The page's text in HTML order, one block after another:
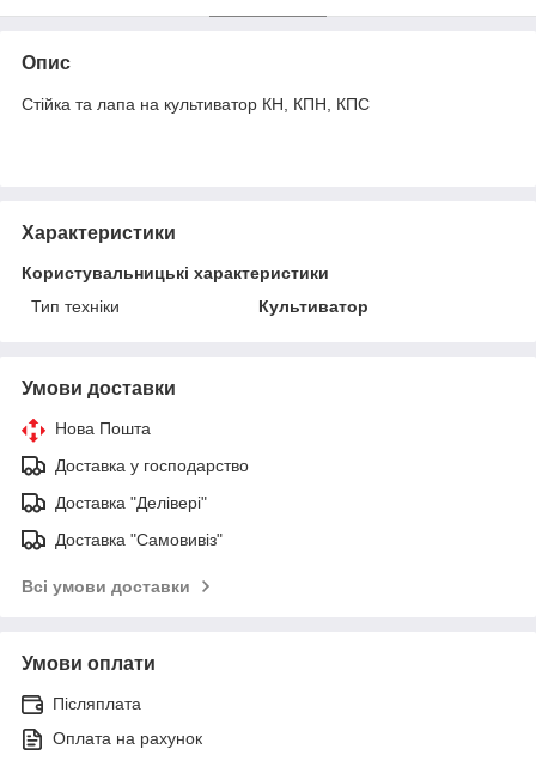
Опис
Стійка та лапа на культиватор КН, КПН, КПС
Характеристики
Користувальницькі характеристики
Тип техніки
Культиватор
Умови доставки
Нова Пошта
Доставка у господарство
Доставка "Делівері"
Доставка "Самовивіз"
Всі умови доставки
Умови оплати
Післяплата
Оплата на рахунок